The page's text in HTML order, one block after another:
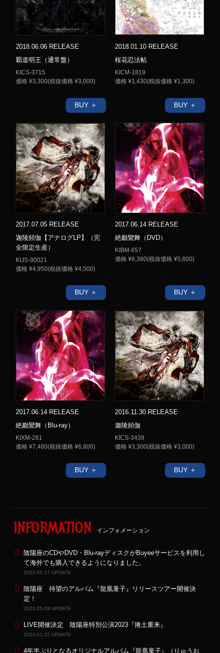
2018.06.06 RELEASE
覇道明王（通常盤）
KICS-3715
価格 ¥3,300(税抜価格 ¥3,000)
BUY ＋
2018.01.10 RELEASE
桜花忍法帖
KICM-1819
価格 ¥1,430(税抜価格 ¥1,300)
BUY ＋
2017.07.05 RELEASE
迦陵頻伽【アナログLP】（完
全限定生産）
KIJS-90021
価格 ¥4,950(税抜価格 ¥4,500)
BUY ＋
2017.06.14 RELEASE
絶巓鸞舞（DVD）
KIBM-657
価格 ¥6,380(税抜価格 ¥5,800)
BUY ＋
2017.06.14 RELEASE
絶巓鸞舞（Blu-ray）
KIXM-281
価格 ¥7,480(税抜価格 ¥6,800)
BUY ＋
2016.11.30 RELEASE
迦陵頻伽
KICS-3439
価格 ¥3,300(税抜価格 ¥3,000)
BUY ＋
INFORMATION インフォメーション
陰陽座のCDやDVD・Blu-rayディスクがBuyeeサービスを利用し
て海外でも購入できるようになりました。
2023.05.17 UPDATE
陰陽座 待望のアルバム『龍凰童子』リリースツアー開催決
定！
2023.05.09 UPDATE
LIVE開催決定 陰陽座特別公演2023『捲土重来』
2023.01.25 UPDATE
4年半ぶりとなるオリジナルアルバム『龍凰童子』（りゅうお